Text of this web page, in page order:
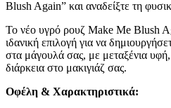
Blush Again” και αναδείξτε τη
Το νέο υγρό ρουζ Make Me Blush
ιδανική επιλογή για να
στα μάγουλά σας, με μεταξένια
διάρκεια στο μακιγιάζ σας.
Οφέλη & Χαρακτηριστικά: